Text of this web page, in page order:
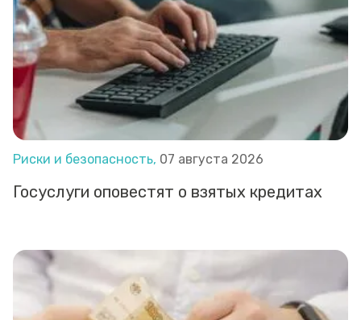
Риски и безопасность, 07 августа 2026
Госуслуги оповестят о взятых кредитах